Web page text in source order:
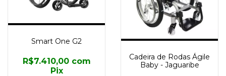
Smart One G2
R$7.410,00 com
Pix
Cadeira de Rodas Ágile
Baby - Jaguaribe